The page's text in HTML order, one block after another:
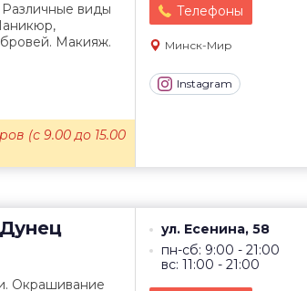
Телефоны
Минск-Мир
Instagram
виды
Макияж.
(с 9.00 до 15.00
ул. Есенина, 58
пн-сб: 9:00 - 21:00
вс: 11:00 - 21:00
Окрашивание